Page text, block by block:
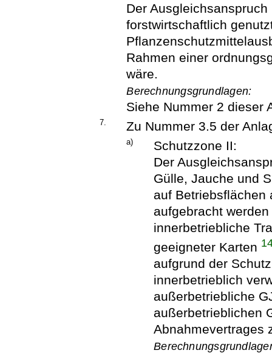
Der
forstwirtschaftlich
Rahmen einer
wäre.
Berechnungsgrundlagen:
Siehe Nummer 2 dieser
7. Zu Nummer 3.5 der
a)
Schutzzone II:
Der
Gülle, Jauche und
auf Betriebsflächen
aufgebracht
innerbetriebliche
geeigneter Karten
aufgrund der
innerbetrieblich
außerbetriebliche
außerbetrieblichen
Abnahmevertrages